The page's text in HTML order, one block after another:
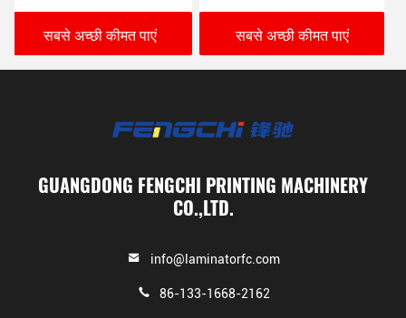
फ्लूट लैमिनेटर
सबसे अच्छी कीमत पाएं
लेमिनेटिंग मशीन
सबसे अच्छी कीमत पाएं
GUANGDONG FENGCHI PRINTING MACHINERY
CO.,LTD.
info@laminatorfc.com
86-133-1668-2162